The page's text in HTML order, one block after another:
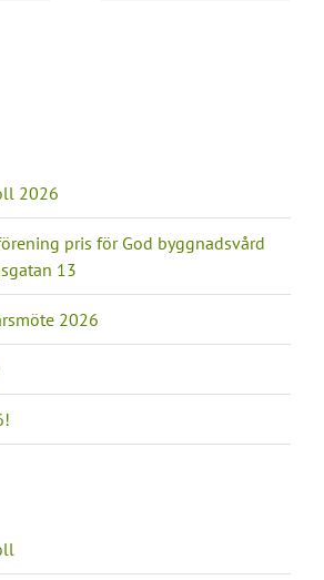
2026
pris för God byggnadsvård
13
2026